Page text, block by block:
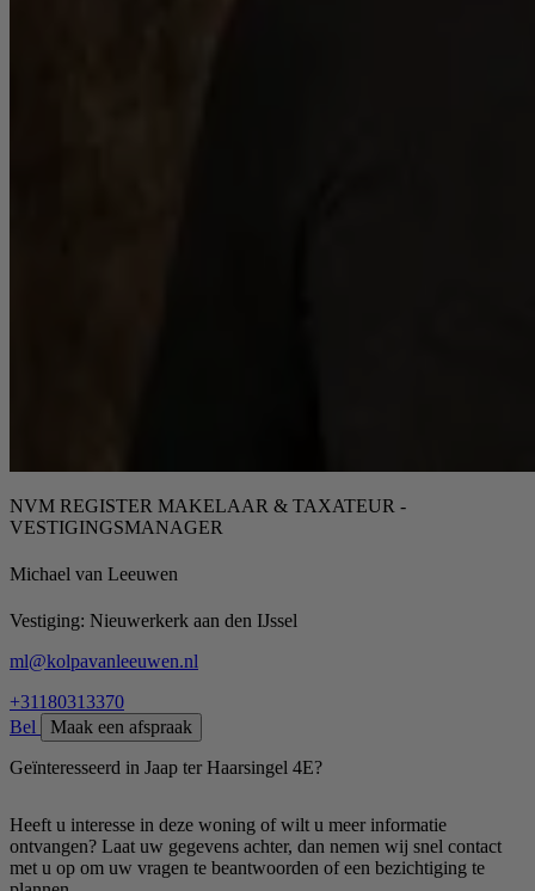
NVM REGISTER MAKELAAR & TAXATEUR -
VESTIGINGSMANAGER
Michael van Leeuwen
Vestiging: Nieuwerkerk aan den IJssel
ml@kolpavanleeuwen.nl
+31180313370
Bel
Maak een afspraak
Geïnteresseerd in Jaap ter Haarsingel 4E?
Heeft u interesse in deze woning of wilt u meer informatie
ontvangen? Laat uw gegevens achter, dan nemen wij snel contact
met u op om uw vragen te beantwoorden of een bezichtiging te